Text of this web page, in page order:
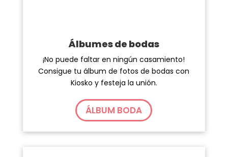
Álbumes de bodas
¡No puede faltar en ningún casamiento!
Consigue tu álbum de fotos de bodas con
Kiosko y festeja la unión.
ÁLBUM BODA